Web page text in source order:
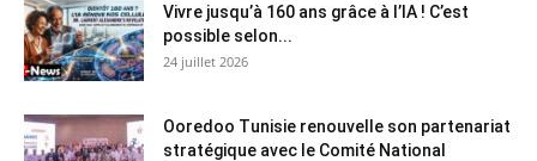
Vivre jusqu’à 160 ans grâce à l’IA ! C’est
possible selon...
24 juillet 2026
Ooredoo Tunisie renouvelle son partenariat
stratégique avec le Comité National